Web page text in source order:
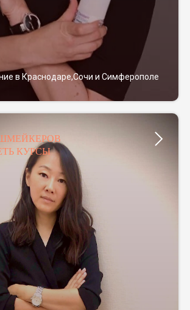
в Краснодаре,Сочи и Симферополе
КУРСЫ